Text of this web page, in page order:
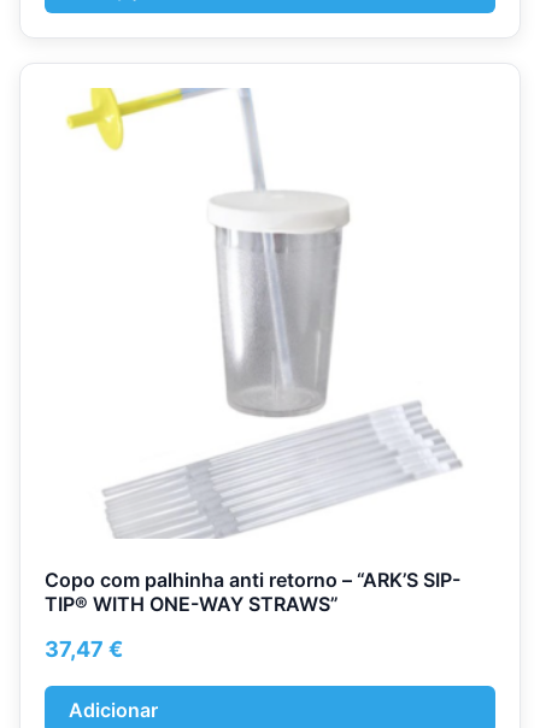
Copo com palhinha anti retorno – “ARK’S SIP-
TIP® WITH ONE-WAY STRAWS”
37,47 €
Adicionar